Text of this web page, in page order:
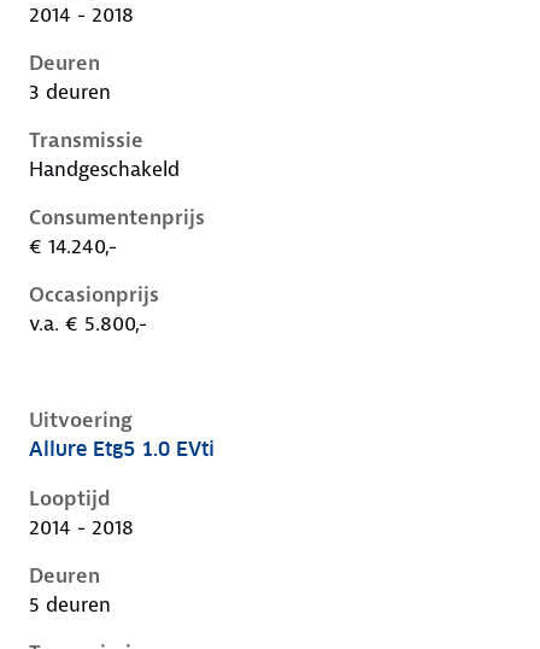
2014 - 2018
Deuren
3 deuren
Transmissie
Handgeschakeld
Consumentenprijs
€ 14.240,-
Occasionprijs
v.a. € 5.800,-
Uitvoering
Peugeot 108 i, 1.0 evti, 50 kW, Benzine, 5 deuren
Allure Etg5 1.0 EVti
Looptijd
2014 - 2018
Deuren
5 deuren